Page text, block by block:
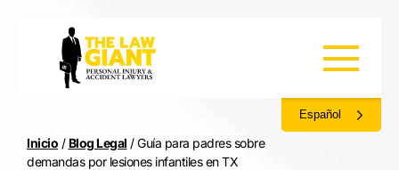
Español
Inicio / Blog Legal /Guía para padres sobre
demandas por lesiones infantiles en TX